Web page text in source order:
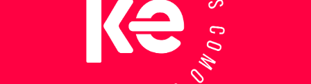
seguimiento permitió identificar no solo el punto y
la modalidad de entrega del dinero, sino también la
posible existencia de otras víctimas que habrían
sido contactadas bajo el mismo esquema de
intimidación. Con la información recopilada, se